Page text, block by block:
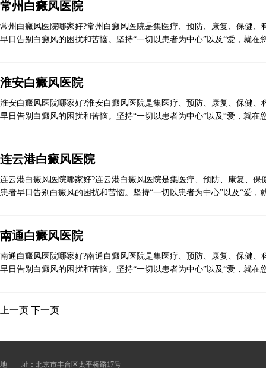
常州白癜风医院
常州白癜风医院哪家好?常州白癜风医院是集医疗、预防、康复、保健
早日告别白癜风的困扰和苦恼。坚持“一切以患者为中心”以及“爱，就在
淮安白癜风医院
淮安白癜风医院哪家好?淮安白癜风医院是集医疗、预防、康复、保健
早日告别白癜风的困扰和苦恼。坚持“一切以患者为中心”以及“爱，就在
连云港白癜风医院
连云港白癜风医院哪家好?连云港白癜风医院是集医疗、预防、康复、
患者早日告别白癜风的困扰和苦恼。坚持“一切以患者为中心”以及“爱，
南通白癜风医院
南通白癜风医院哪家好?南通白癜风医院是集医疗、预防、康复、保健
早日告别白癜风的困扰和苦恼。坚持“一切以患者为中心”以及“爱，就在
上一页 下一页
地 址：北京市丰台区太平桥路17号